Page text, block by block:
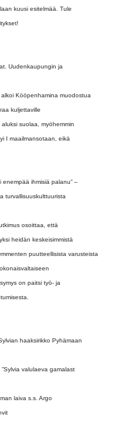
kuusi esitelmää. Tule
Uudenkaupungin ja
Kööpenhamina muodostua
kuljettaville
suolaa, myöhemmin
I maailmansotaan, eikä
enempää ihmisiä palanu” –
turvallisuuskulttuurista
osoittaa, että
heidän keskeisimmistä
puutteellisista varusteista
on paitsi työ- ja
haaksirikko Pyhämaan
valulaeva gamalast
laiva s.s. Argo